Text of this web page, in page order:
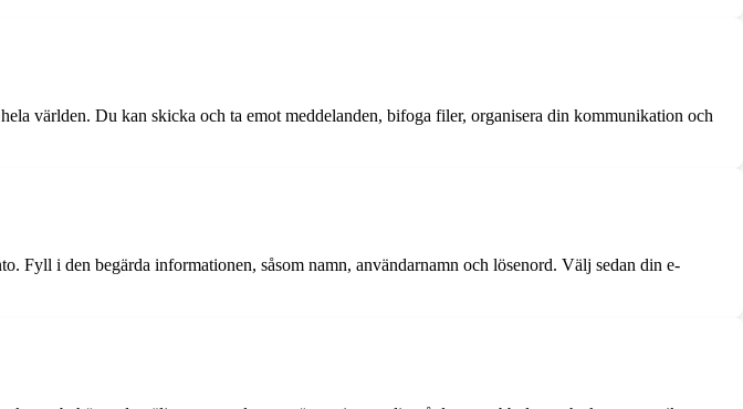
världen. Du kan skicka och ta emot meddelanden, bifoga filer, organisera din kommunikation och
Fyll i den begärda informationen, såsom namn, användarnamn och lösenord. Välj sedan din e-